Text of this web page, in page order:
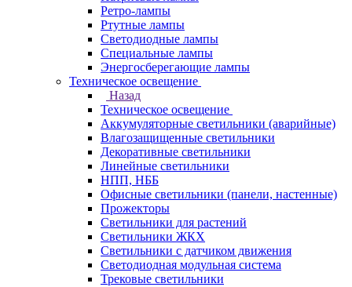
Ретро-лампы
Ртутные лампы
Светодиодные лампы
Специальные лампы
Энергосберегающие лампы
Техническое освещение
Назад
Техническое освещение
Аккумуляторные светильники (аварийные)
Влагозащищенные светильники
Декоративные светильники
Линейные светильники
НПП, НББ
Офисные светильники (панели, настенные)
Прожекторы
Светильники для растений
Светильники ЖКХ
Светильники с датчиком движения
Светодиодная модульная система
Трековые светильники